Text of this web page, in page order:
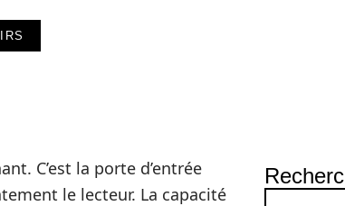
C’est la porte d’entrée
le lecteur. La capacité